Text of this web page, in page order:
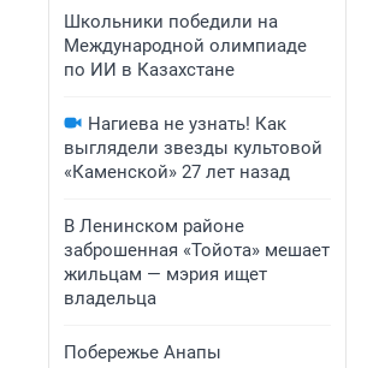
Школьники победили на
Международной олимпиаде
по ИИ в Казахстане
Нагиева не узнать! Как
выглядели звезды культовой
«Каменской» 27 лет назад
В Ленинском районе
заброшенная «Тойота» мешает
жильцам — мэрия ищет
владельца
Побережье Анапы